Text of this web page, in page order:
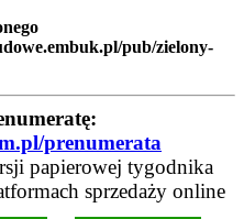
pub/zielony-
prenumerata
papierowej tygodnika
sprzedaży online